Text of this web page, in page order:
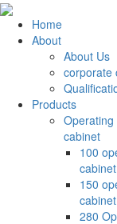
Home
About
About Us
corporate
Products
cabinet
100
cabinet
150
cabinet
280